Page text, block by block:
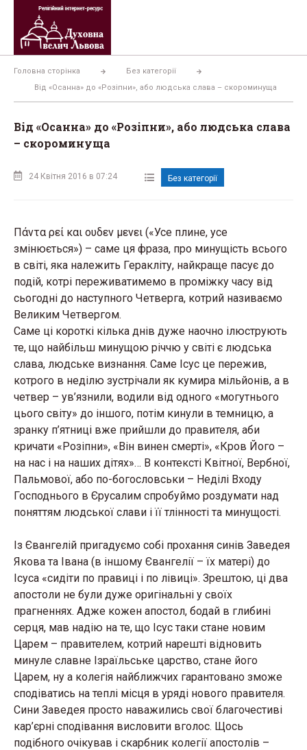
Перейти
вмісту
Головна сторінка
Без категорії
Від «Осанна» до «Розіпни», або людська слава – скороминуща
Від «Осанна» до «Розіпни», або людська слава
– скороминуща
24 Квітня 2016 в 07:24 Без категорії
Πάντα ρεί και ουδεν μενει («Усе плине, усе
змінюється») – саме ця фраза, про минущість всього
в світі, яка належить Геракліту, найкраще пасує до
подій, котрі переживатимемо в проміжку часу від
сьогодні до наступного Четверга, котрий називаємо
Великим Четвергом.
Саме ці короткі кілька днів дуже наочно ілюструють
те, що найбільш минущою річчю у світі є людська
слава, людське визнання. Саме Ісус це пережив,
котрого в неділю зустрічали як кумира мільйонів, а в
четвер – ув’язнили, водили від одного «могутнього
цього світу» до іншого, потім кинули в темницю, а
зранку п’ятниці вже прийшли до правителя, аби
кричати «Розіпни», «Він винен смерті», «Кров Його –
на нас і на наших дітях»… В контексті Квітної, Вербної,
Пальмової, або по-богословськи – Неділі Входу
Господнього в Єрусалим спробуймо роздумати над
поняттям людської слави і її тлінності та минущості.
Із Євангелій пригадуємо собі прохання синів Заведея
Якова та Івана (в іншому Євангелії – їх матері) до
Ісуса «сидіти по правиці і по лівиці». Зрештою, ці два
апостоли не були дуже оригінальні у своїх
прагненнях. Адже кожен апостол, бодай в глибині
серця, мав надію на те, що Ісус таки стане новим
Царем – правителем, котрий нарешті відновить
минуле славне Ізраїльське царство, стане його
Царем, ну а колегія найближчих гарантовано зможе
сподіватись на теплі місця в уряді нового правителя.
Сини Заведея просто наважились свої благочестиві
кар’єрні сподівання висловити вголос. Щось
подібного очікував і скарбник колегії апостолів –